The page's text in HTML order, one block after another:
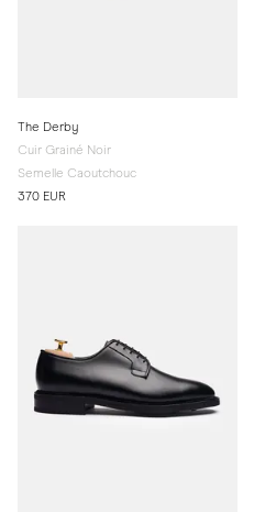
The Derby
Cuir Grainé Noir
Semelle Caoutchouc
370 EUR